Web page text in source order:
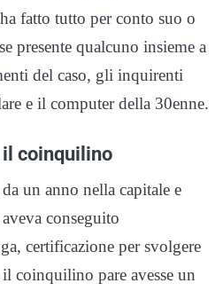
fatto tutto per conto suo o
presente qualcuno insieme a
del caso, gli inquirenti
e il computer della 30enne.
coinquilino
un anno nella capitale e
conseguito
certificazione per svolgere
coinquilino pare avesse un